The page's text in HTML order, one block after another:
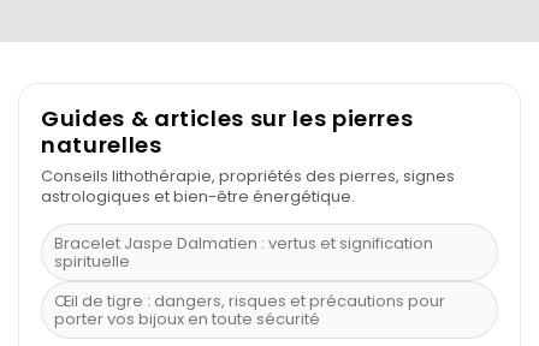
Guides & articles sur les pierres
naturelles
Conseils lithothérapie, propriétés des pierres, signes
astrologiques et bien-être énergétique.
Bracelet Jaspe Dalmatien : vertus et signification
spirituelle
Œil de tigre : dangers, risques et précautions pour
porter vos bijoux en toute sécurité